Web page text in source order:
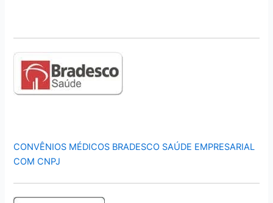
CONVÊNIOS MÉDICOS BRADESCO SAÚDE EMPRESARIAL
COM CNPJ